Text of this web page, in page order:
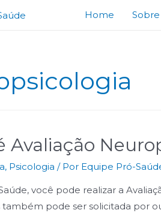
Home Sobre
Avaliação
, Psicologia / Por Equipe Pró-
você pode realizar a
também pode ser solicitada por